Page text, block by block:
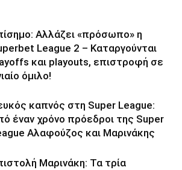
Αλλάζει «πρόσωπο» η
League 2 – Καταργούνται
και playouts, επιστροφή σε
όμιλο!
καπνός στη Super League:
έναν χρόνο πρόεδροι της Super
Αλαφούζος και Μαρινάκης
Μαρινάκη: Τα τρία